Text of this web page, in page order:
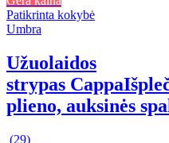
Patikrinta kokybė
Umbra
Užuolaidos
strypas Cappa
plieno, auksinės
(29)